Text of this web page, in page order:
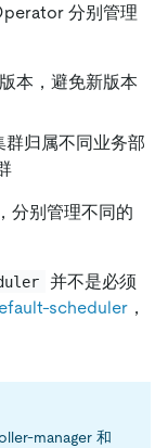
分别管理
本，避免新版本
群归属不同业务部
分别管理不同的
并不是必须
scheduler ，
manager 和